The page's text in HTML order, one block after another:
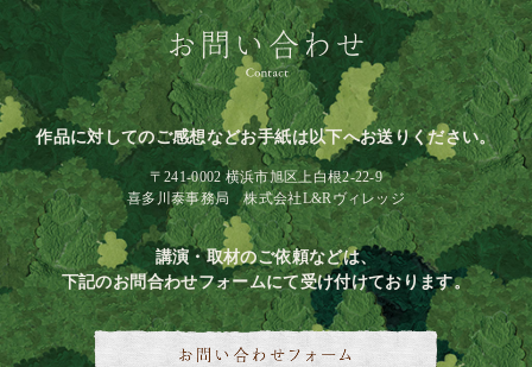
作品に対してのご感想などお手紙は以下へお送りください。
〒241-0002 横浜市旭区上白根2-22-9
喜多川泰事務局 株式会社L&Rヴィレッジ
講演・取材のご依頼などは、
下記のお問合わせフォームにて受け付けております。